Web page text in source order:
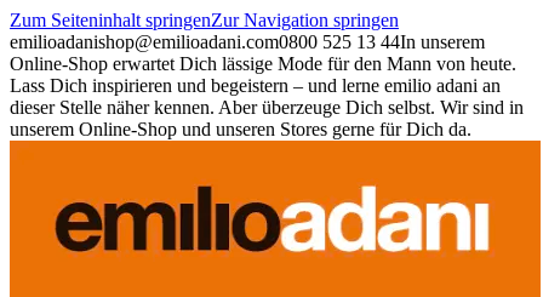
Zum Seiteninhalt springenZur Navigation springen
emilioadanishop@emilioadani.com0800 525 13 44In unserem
Online-Shop erwartet Dich lässige Mode für den Mann von heute.
Lass Dich inspirieren und begeistern – und lerne emilio adani an
dieser Stelle näher kennen. Aber überzeuge Dich selbst. Wir sind in
unserem Online-Shop und unseren Stores gerne für Dich da.